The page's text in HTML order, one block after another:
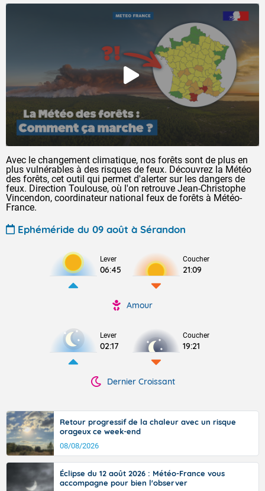
Avec le changement climatique, nos forêts sont de plus en
plus vulnérables à des risques de feux. Découvrez la Météo
des forêts, cet outil qui permet d'alerter sur les dangers de
feux. Direction Toulouse, où l'on retrouve Jean-Christophe
Vincendon, coordinateur national feux de forêts à Météo-
France.
Ephéméride du 09 août à Sérandon
Lever
06:45
Coucher
21:09
Amour
Lever
02:17
Coucher
19:21
Dernier Croissant
Retour progressif de la chaleur avec un risque
orageux ce week-end
08/08/2026
Éclipse du 12 août 2026 : Météo-France vous
accompagne pour bien l'observer